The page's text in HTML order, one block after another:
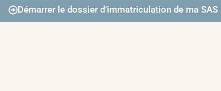
Démarrer le dossier d’immatriculation de ma SAS